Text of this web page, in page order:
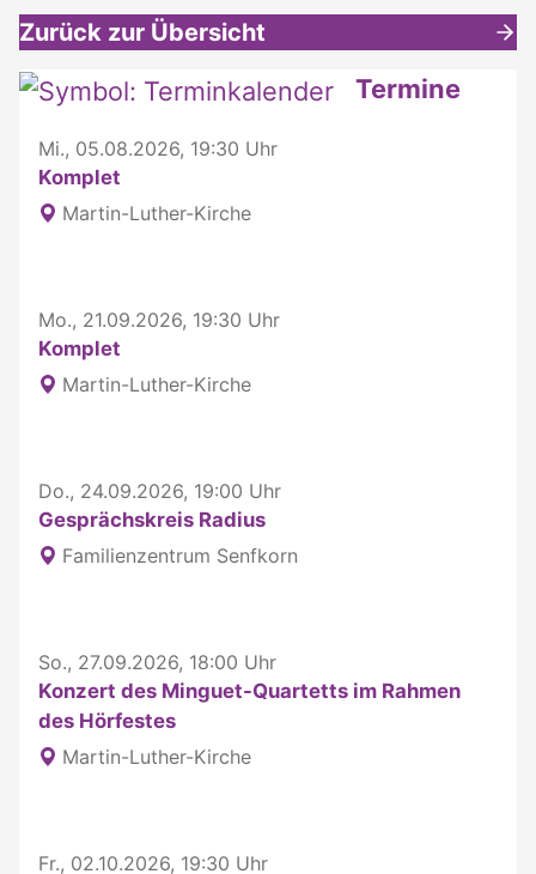
Zurück zur Übersicht
Weitere interessante Inhalte Termine
Mi., 05.08.2026, 19:30 Uhr
Komplet
Martin-Luther-Kirche
Mo., 21.09.2026, 19:30 Uhr
Komplet
Martin-Luther-Kirche
Do., 24.09.2026, 19:00 Uhr
Gesprächskreis Radius
Familienzentrum Senfkorn
So., 27.09.2026, 18:00 Uhr
Konzert des Minguet-Quartetts im Rahmen
des Hörfestes
Martin-Luther-Kirche
Fr., 02.10.2026, 19:30 Uhr